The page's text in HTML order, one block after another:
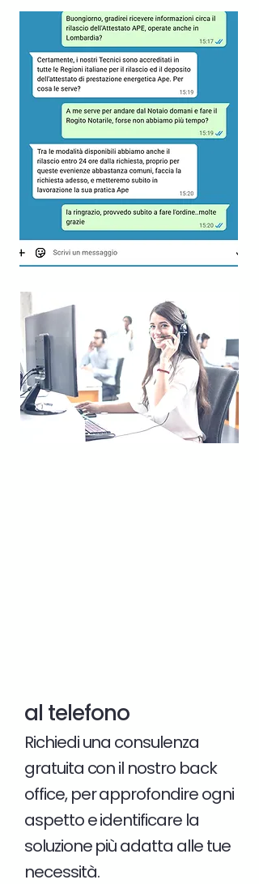
al telefono
Richiedi una consulenza
gratuita con il nostro back
office, per approfondire ogni
aspetto e identificare la
soluzione più adatta alle tue
necessità.